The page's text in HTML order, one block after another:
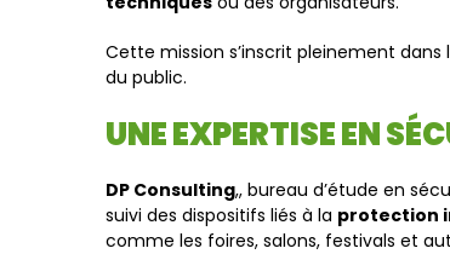
Cette mission s’inscrit pleinement dans
du public.
UNE EXPERTISE EN
DP Consulting,, bureau d’étude en
suivi des dispositifs liés à la protection
comme les foires, salons, festivals et